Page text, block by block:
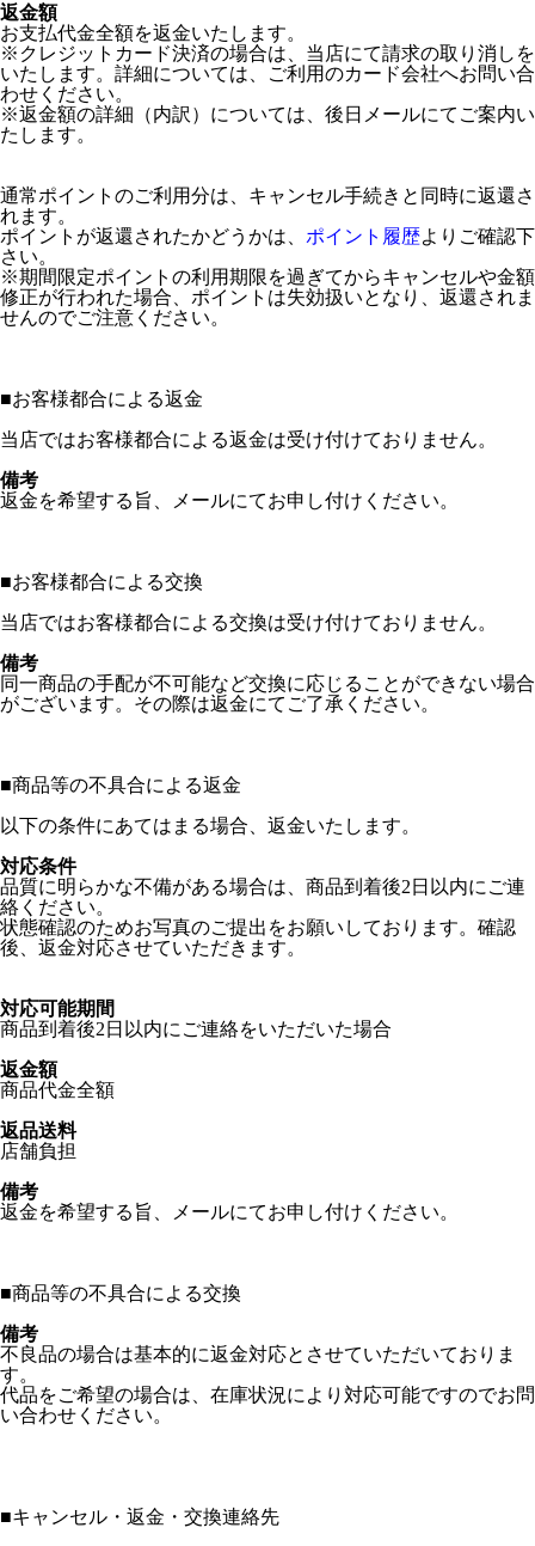
返金額
お支払代金全額を返金いたします。
※クレジットカード決済の場合は、当店にて請求の取り消しを
いたします。詳細については、ご利用のカード会社へお問い合
わせください。
※返金額の詳細（内訳）については、後日メールにてご案内い
たします。
通常ポイントのご利用分は、キャンセル手続きと同時に返還さ
れます。
ポイントが返還されたかどうかは、 ポイント履歴よりご確認下
さい。
※期間限定ポイントの利用期限を過ぎてからキャンセルや金額
修正が行われた場合、ポイントは失効扱いとなり、返還されま
せんのでご注意ください。
■お客様都合による返金
当店ではお客様都合による返金は受け付けておりません。
備考
返金を希望する旨、メールにてお申し付けください。
■お客様都合による交換
当店ではお客様都合による交換は受け付けておりません。
備考
同一商品の手配が不可能など交換に応じることができない場合
がございます。その際は返金にてご了承ください。
■商品等の不具合による返金
以下の条件にあてはまる場合、返金いたします。
対応条件
品質に明らかな不備がある場合は、商品到着後2日以内にご連
絡ください。
状態確認のためお写真のご提出をお願いしております。確認
後、返金対応させていただきます。
対応可能期間
商品到着後2日以内にご連絡をいただいた場合
返金額
商品代金全額
返品送料
店舗負担
備考
返金を希望する旨、メールにてお申し付けください。
■商品等の不具合による交換
備考
不良品の場合は基本的に返金対応とさせていただいておりま
す。
代品をご希望の場合は、在庫状況により対応可能ですのでお問
い合わせください。
■キャンセル・返金・交換連絡先